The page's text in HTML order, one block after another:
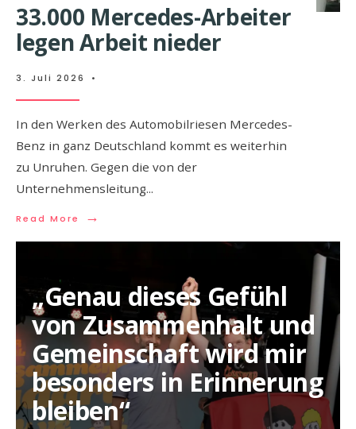
33.000 Mercedes-Arbeiter
legen Arbeit nieder
3. Juli 2026 •
In den Werken des Automobilriesen Mercedes-
Benz in ganz Deutschland kommt es weiterhin
zu Unruhen. Gegen die von der
Unternehmensleitung...
Read More →
„Genau dieses Gefühl
von Zusammenhalt und
Gemeinschaft wird mir
besonders in Erinnerung
bleiben“